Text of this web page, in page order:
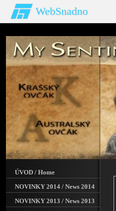
WebSnadno
ÚVOD / Home
NOVINKY 2014 / News 2014
NOVINKY 2013 / News 2013